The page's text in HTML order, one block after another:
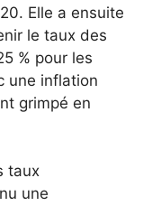
Elle a ensuite
le taux des
% pour les
une inflation
grimpé en
taux
une